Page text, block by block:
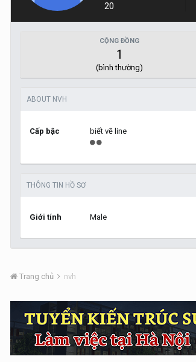
20
CỘNG ĐỒNG
1
(bình thường)
ABOUT NVH
Cấp bậc biết vẽ line
THÔNG TIN HỒ SƠ
Giới tính Male
Trang chủ nvh